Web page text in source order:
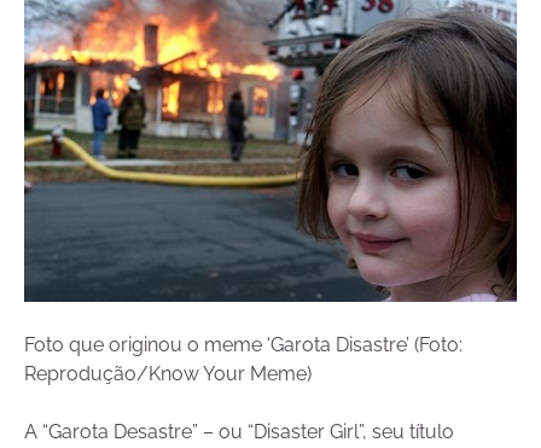
Foto que originou o meme ‘Garota Disastre’ (Foto:
Reprodução/Know Your Meme)
A “Garota Desastre” – ou “Disaster Girl”, seu título